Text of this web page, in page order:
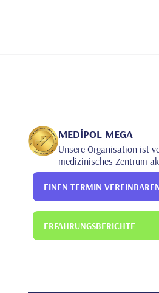
MEDİPOL MEGA
Unsere Organisation ist
medizinisches Zentrum
EINEN TERMIN
ERFAHRUNGSBERICHTE